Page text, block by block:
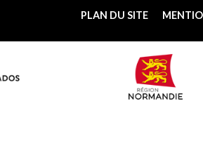
PLAN DU SITE